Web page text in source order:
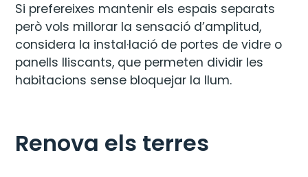
Si prefereixes mantenir els espais separats
però vols millorar la sensació d’amplitud,
considera la instal·lació de portes de vidre o
panells lliscants, que permeten dividir les
habitacions sense bloquejar la llum.
Renova els terres